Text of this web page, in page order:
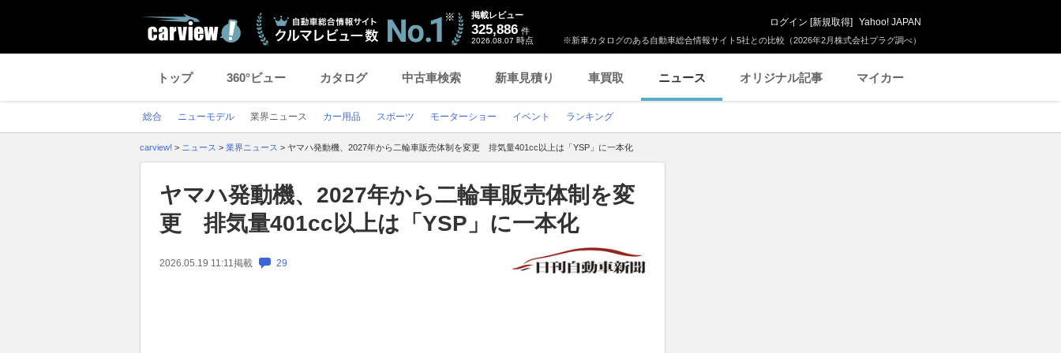
※新車カタログのある自動車総合情報サイト5社との比較（2026年2月株式会社プラグ調べ）
掲載レビュー
325,886 件
2026.08.07 時点
ログイン [新規取得] Yahoo! JAPAN
トップ 360°ビュー カタログ 中古車検索 新車見積り 車買取 ニュース オリジナル記事 マイカー
総合 ニューモデル 業界ニュース カー用品 スポーツ モーターショー イベント ランキング
carview! > ニュース > 業界ニュース > ヤマハ発動機、2027年から二輪車販売体制を変更 排気量401cc以上は「YSP」に一本化
ヤマハ発動機、2027年から二輪車販売体制を変
更 排気量401cc以上は「YSP」に一本化
2026.05.19 11:11 掲載 29